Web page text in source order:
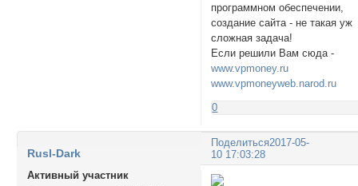
программном обеспечении,
создание сайта - не такая уж
сложная задача!
Если решили Вам сюда -
www.vpmoney.ru
www.vpmoneyweb.narod.ru
0
Поделиться2017-05-
10 17:03:28
Rusl-Dark
Активный участник